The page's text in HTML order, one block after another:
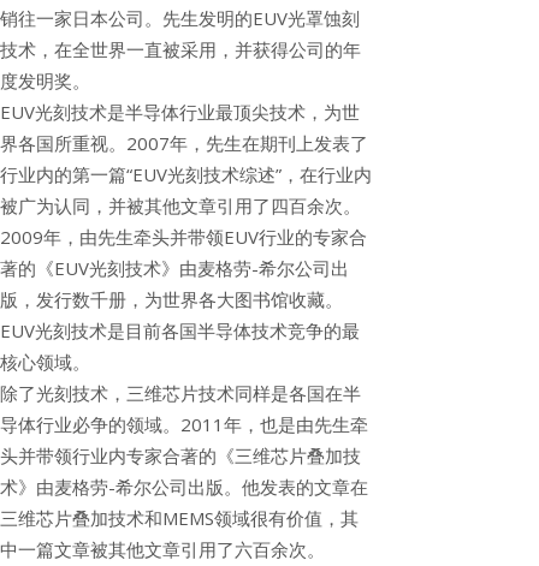
销往一家日本公司。先生发明的EUV光罩蚀刻
技术，在全世界一直被采用，并获得公司的年
度发明奖。
EUV光刻技术是半导体行业最顶尖技术，为世
界各国所重视。2007年，先生在期刊上发表了
行业内的第一篇“EUV光刻技术综述”，在行业内
被广为认同，并被其他文章引用了四百余次。
2009年，由先生牵头并带领EUV行业的专家合
著的《EUV光刻技术》由麦格劳-希尔公司出
版，发行数千册，为世界各大图书馆收藏。
EUV光刻技术是目前各国半导体技术竞争的最
核心领域。
除了光刻技术，三维芯片技术同样是各国在半
导体行业必争的领域。2011年，也是由先生牵
头并带领行业内专家合著的《三维芯片叠加技
术》由麦格劳-希尔公司出版。他发表的文章在
三维芯片叠加技术和MEMS领域很有价值，其
中一篇文章被其他文章引用了六百余次。